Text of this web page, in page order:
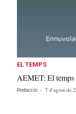
EL TEMPS
AEMET: El temps
Redacció - 7 d'agost de